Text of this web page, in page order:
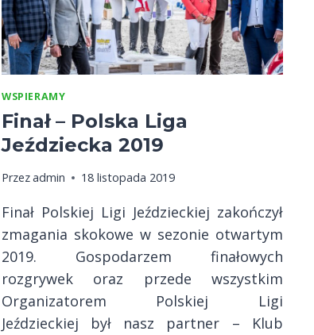
WSPIERAMY
Finał – Polska Liga
Jeździecka 2019
Przezadmin 18 listopada 2019
Finał Polskiej Ligi Jeździeckiej zakończył
zmagania skokowe w sezonie otwartym
2019. Gospodarzem finałowych
rozgrywek oraz przede wszystkim
Organizatorem Polskiej Ligi
Jeździeckiej był nasz partner – Klub